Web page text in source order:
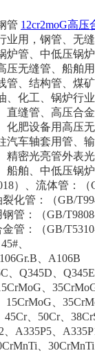
管 12cr2moG高压
业用，钢管、无
炉管、中低压锅
压无缝管、船舶
、结构管、 煤
、化工、锅炉行
直缝管、高压合
化肥设备用高压
汽车轴套用管、
精密光亮管外表
船舶、中低压锅
）、流体管：（
化管：（GB/
管：（GB/
管：（GB/
、
、A106B
、Q345D、
、
15CrMoG、
、50Cr、
、A335P5、
、